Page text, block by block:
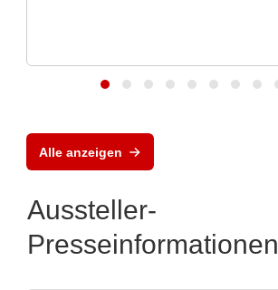
Alle anzeigen
Aussteller-
Presseinformationen